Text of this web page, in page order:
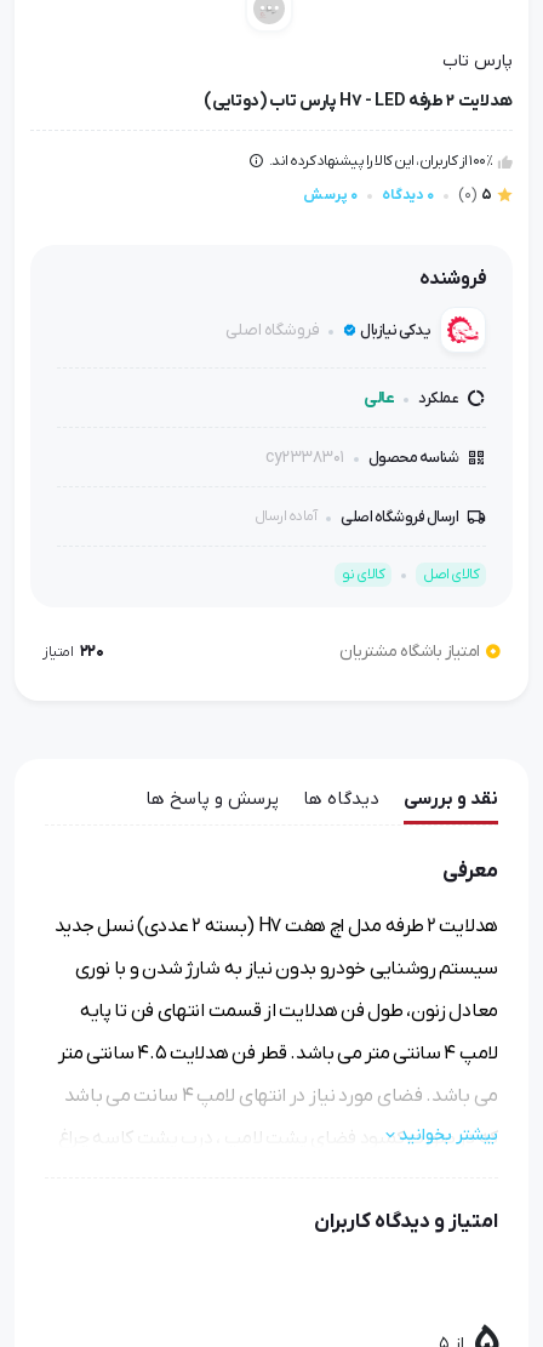
پارس تاب
هدلایت 2 طرفه H7 - LED پارس تاب (دوتایی)
100٪ از کاربران، این کالا را پیشنهاد کرده اند.
5
(0) 0 دیدگاه 0 پرسش
فروشنده
یدکی نیازبال فروشگاه اصلی
عملکرد عالی
شناسه محصول cy2338301
ارسال فروشگاه اصلی آماده ارسال
کالای اصل کالای نو
امتیاز باشگاه مشتریان 220 امتیاز
نقد و بررسی دیدگاه ها پرسش و پاسخ ها
معرفی
هدلایت 2 طرفه مدل اچ هفت H7 (بسته 2 عددی) نسل جدید
سیستم روشنایی خودرو بدون نیاز به شارژ شدن و با نوری
معادل زنون، طول فن هدلایت از قسمت انتهای فن تا پایه
لامپ 4 سانتی متر می باشد. قطر فن هدلایت 4.5 سانتی متر
می باشد. فضای مورد نیاز در انتهای لامپ 4 سانت می باشد
که در صورت کمبود فضای پشت لامپ ، درب پشت کاسه چراغ
صورت لزوم می توانید با یک تکه اسفنج قسمت دور فن
بیشتر بخوانید
امتیاز و دیدگاه کاربران